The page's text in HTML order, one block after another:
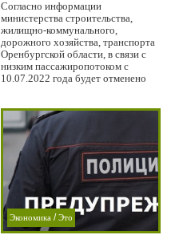
Согласно информации
министерства строительства,
жилищно-коммунального,
дорожного хозяйства, транспорта
Оренбургской области, в связи с
низким пассажиропотоком с
10.07.2022 года будет отменено
Экономика /Это
важно/